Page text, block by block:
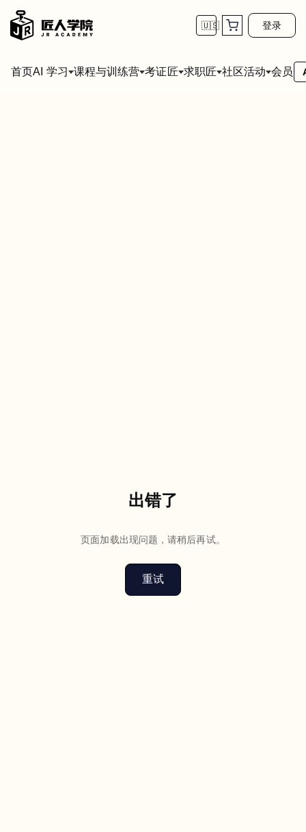
🇺🇸 登录
首页AI 学习 课程与训练营 考证匠 求职匠 社区活动 会员
出错了
页面加载出现问题，请稍后再试。
重试